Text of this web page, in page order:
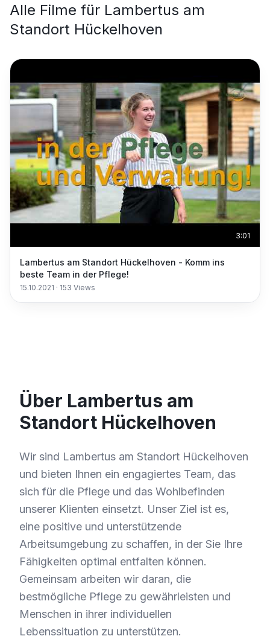
Alle Filme für Lambertus am
Standort Hückelhoven
3:01
Lambertus am Standort Hückelhoven - Komm ins
beste Team in der Pflege!
15.10.2021 · 153 Views
Über Lambertus am
Standort Hückelhoven
Wir sind Lambertus am Standort Hückelhoven
und bieten Ihnen ein engagiertes Team, das
sich für die Pflege und das Wohlbefinden
unserer Klienten einsetzt. Unser Ziel ist es,
eine positive und unterstützende
Arbeitsumgebung zu schaffen, in der Sie Ihre
Fähigkeiten optimal entfalten können.
Gemeinsam arbeiten wir daran, die
bestmögliche Pflege zu gewährleisten und
Menschen in ihrer individuellen
Lebenssituation zu unterstützen.